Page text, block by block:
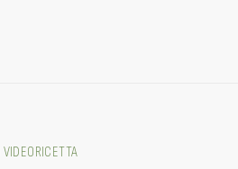
VIDEORICETTA